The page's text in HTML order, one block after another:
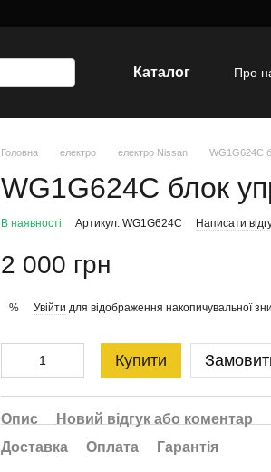
Каталог Про
Головна електро електро Nissan WG1G624C
WG1G624C блок
В наявності Артикул: WG1G624C Написати
2 000 грн
% Увійти для відображення накопичувальної
Купити
Опис
Новий відгук або коментар
Доставка
Оплата Гарантія